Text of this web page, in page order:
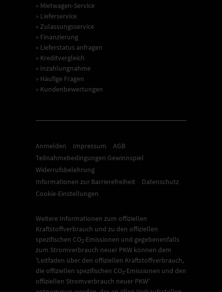
» Mietwagen-Service
» Lieferservice
» Zulassungsservice
» Finanzierung
» Lieferstatus anfragen
» Kreditvergleich
» Inzahlungnahme
» Häufige Fragen
» Kundenbewertungen
Anmelden Impressum
AGB
Teilnahmebedingungen Gewinnspiel
Widerrufsbelehrung
Informationen zur Barrierefreiheit
Datenschutz
Cookie-Einstellungen
Weitere Informationen zum offiziellen
Kraftstoffverbrauch und zu den offiziellen
spezifischen CO2-Emissionen und gegebenenfalls
zum Stromverbrauch neuer PKW können dem
'Leitfaden über den offiziellen Kraftstoffverbrauch,
die offiziellen spezifischen CO2-Emissionen und den
offiziellen Stromverbrauch neuer PKW'